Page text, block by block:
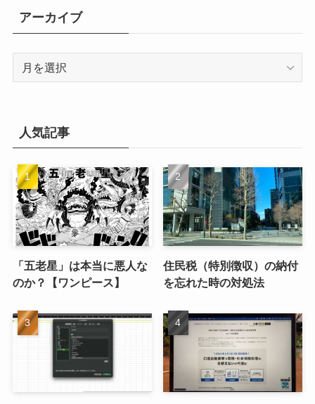
リ
ー
アーカイブ
人気記事
「五老星」は本当に悪人な
のか？【ワンピース】
住民税（特別徴収）の納付
を忘れた時の対処法